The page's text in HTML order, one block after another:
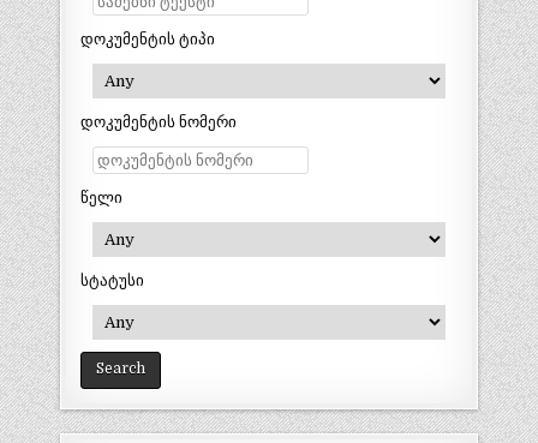
დოკუმენტის ტიპი
დოკუმენტის ნომერი
წელი
სტატუსი